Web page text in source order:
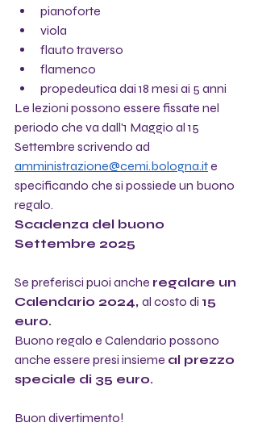
pianoforte
viola
flauto traverso
flamenco
propedeutica dai 18 mesi ai 5 anni
Le lezioni possono essere fissate nel
periodo che va dall'1 Maggio al 15
Settembre scrivendo ad
amministrazione@cemi.bologna.it e
specificando che si possiede un buono
regalo.
Scadenza del buono
Settembre 2025
Se preferisci puoi anche regalare un
Calendario 2024, al costo di 15
euro.
Buono regalo e Calendario possono
anche essere presi insieme al prezzo
speciale di 35 euro.
Buon divertimento!